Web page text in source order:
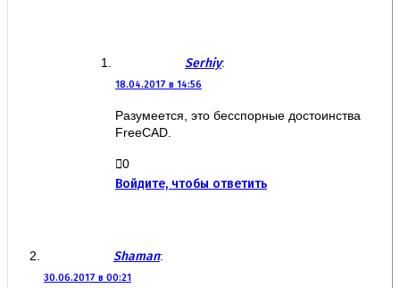
Serhiy:
18.04.2017 в 14:56
Разумеется, это бесспорные достоинства
FreeCAD.
0
Войдите, чтобы ответить
Shaman:
30.06.2017 в 00:21